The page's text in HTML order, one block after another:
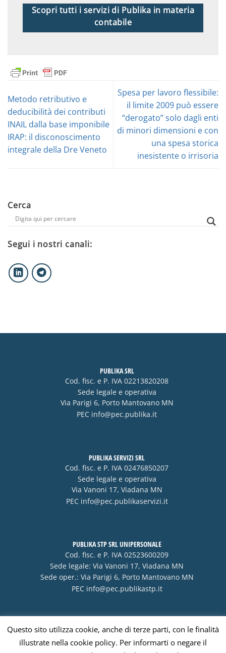
Scopri tutti i servizi di Publika in materia
contabile
Metodo retributivo e
deducibilità dei contributi
INAIL dalla base imponibile
IRAP: il disconoscimento
integrale della Dre Veneto
Spesa per lavoro flessibile:
il limite 2009 può essere
“derogato” solo dagli enti
di minori dimensioni e con
una spesa storica
inesistente o irrisoria
Cerca
Segui i nostri canali:
PUBLIKA SRL
Cod. fisc. e P. IVA 02213820208
Sede legale e operativa
Via Parigi 6, Porto Mantovano MN
PEC info@pec.publika.it
PUBLIKA SERVIZI SRL
Cod. fisc. e P. IVA 02476850207
Sede legale e operativa
Via Vanoni 17, Viadana MN
PEC info@pec.publikaservizi.it
PUBLIKA STP SRL UNIPERSONALE
Cod. fisc. e P. IVA 02523600209
Sede legale: Via Vanoni 17, Viadana MN
Sede oper.: Via Parigi 6, Porto Mantovano MN
PEC info@pec.publikastp.it
Visa PayPal Stripe MasterCardCash
Questo sito utilizza cookie, anche di terze parti, con le finalità
illustrate nella cookie policy. Per informarti o negare il